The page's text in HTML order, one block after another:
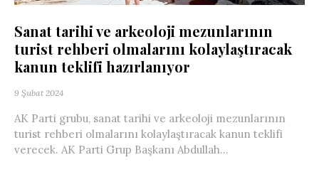
Sanat tarihi ve arkeoloji mezunlarının
turist rehberi olmalarını kolaylaştıracak
kanun teklifi hazırlanıyor
9 Şubat 2024
AK Parti grubu, sanat tarihi ve arkeoloji mezunlarının
turist rehberi olmalarını kolaylaştıracak kanun teklifi
verecek. AK Parti Grup Başkanı Abdullah...